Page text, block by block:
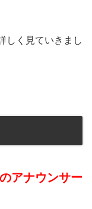
しく見ていきまし
アナウンサー